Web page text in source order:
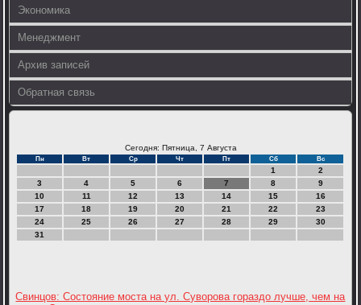
Экономика
Менеджмент
Архив записей
Обратная связь
Сегодня: Пятница, 7 Августа
Пн Вт Ср Чт Пт Сб Вс
1
2
3
4 5 6 7 8
9
10
11 12 13 14 15
16
17
18 19 20 21 22
23
24
25 26 27 28 29
30
31
Свинцов: Состояние моста на ул. Суворова гораздо лучше, чем на